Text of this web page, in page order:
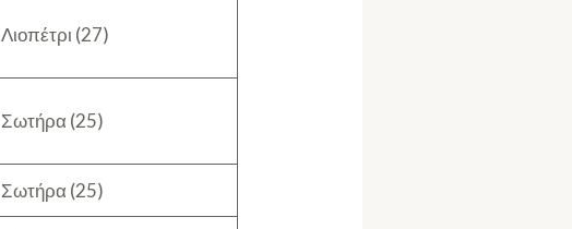
Λιοπέτρι (27)
Σωτήρα (25)
Σωτήρα (25)